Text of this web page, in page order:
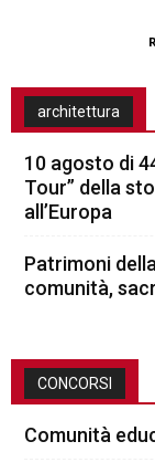
architettura
10 agosto di
Tour” della
all’Europa
Patrimoni
comunità,
CONCORSI
Comunità